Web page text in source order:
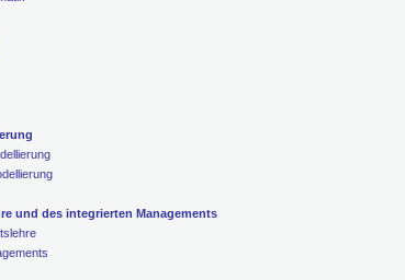
und des integrierten Managements